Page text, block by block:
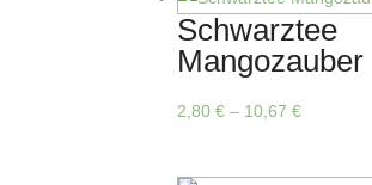
Schwarztee
Mangozauber
2,80€ – 10,67€